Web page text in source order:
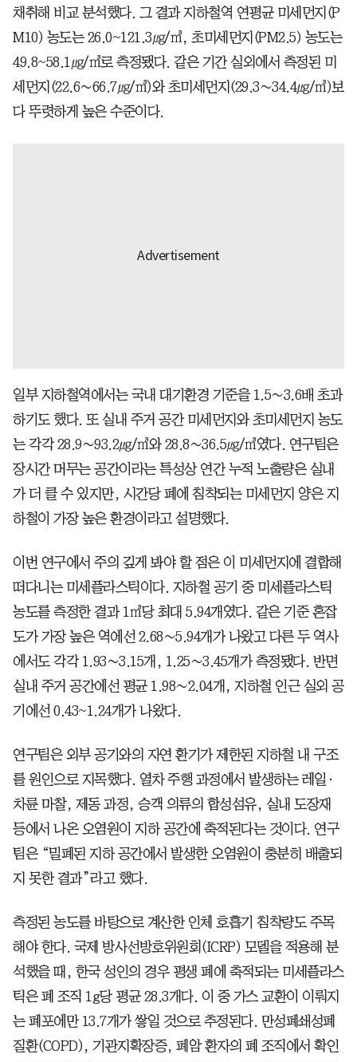
채취해 비교 분석했다. 그 결과 지하철역 연평균 미세먼지(P
M10) 농도는 26.0~121.3㎍/㎥, 초미세먼지(PM2.5) 농도는
49.8~58.1㎍/㎥로 측정됐다. 같은 기간 실외에서 측정된 미
세먼지(22.6∼66.7㎍/㎥)와 초미세먼지(29.3∼34.4㎍/㎥)보
다 뚜렷하게 높은 수준이다.
일부 지하철역에서는 국내 대기환경 기준을 1.5∼3.6배 초과
하기도 했다. 또 실내 주거 공간 미세먼지와 초미세먼지 농도
는 각각 28.9∼93.2㎍/㎥와 28.8∼36.5㎍/㎥였다. 연구팀은
장시간 머무는 공간이라는 특성상 연간 누적 노출량은 실내
가 더 클 수 있지만, 시간당 폐에 침착되는 미세먼지 양은 지
하철이 가장 높은 환경이라고 설명했다.
이번 연구에서 주의 깊게 봐야 할 점은 이 미세먼지에 결합해
떠다니는 미세플라스틱이다. 지하철 공기 중 미세플라스틱
농도를 측정한 결과 1㎥당 최대 5.94개였다. 같은 기준 혼잡
도가 가장 높은 역에선 2.68∼5.94개가 나왔고 다른 두 역사
에서도 각각 1.93∼3.15개, 1.25∼3.45개가 측정됐다. 반면
실내 주거 공간에선 평균 1.98∼2.04개, 지하철 인근 실외 공
기에선 0.43~1.24개가 나왔다.
연구팀은 외부 공기와의 자연 환기가 제한된 지하철 내 구조
를 원인으로 지목했다. 열차 주행 과정에서 발생하는 레일·
차륜 마찰, 제동 과정, 승객 의류의 합성섬유, 실내 도장재
등에서 나온 오염원이 지하 공간에 축적된다는 것이다. 연구
팀은 “밀폐된 지하 공간에서 발생한 오염원이 충분히 배출되
지 못한 결과”라고 했다.
측정된 농도를 바탕으로 계산한 인체 호흡기 침착량도 주목
해야 한다. 국제 방사선방호위원회(ICRP) 모델을 적용해 분
석했을 때, 한국 성인의 경우 평생 폐에 축적되는 미세플라스
틱은 폐 조직 1g당 평균 28.3개다. 이 중 가스 교환이 이뤄지
는 폐포에만 13.7개가 쌓일 것으로 추정된다. 만성폐쇄성폐
질환(COPD), 기관지확장증, 폐암 환자의 폐 조직에서 확인